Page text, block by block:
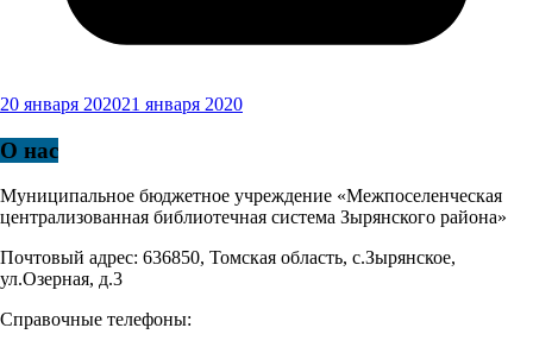
20 января 202021 января 2020
О нас
Муниципальное бюджетное учреждение «Межпоселенческая
централизованная библиотечная система Зырянского района»
Почтовый адрес: 636850, Томская область, с.Зырянское,
ул.Озерная, д.3
Справочные телефоны: